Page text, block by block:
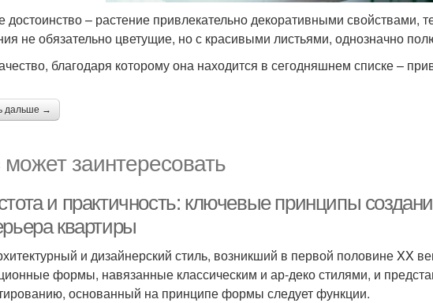
достоинство – растение привлекательно декоративными свойствами,
не обязательно цветущие, но с красивыми листьями, однозначно
благодаря которому она находится в сегодняшнем списке –
дальше →
заинтересовать
и практичность: ключевые принципы
квартиры
и дизайнерский стиль, возникший в первой половине XX
формы, навязанные классическим и ар-деко стилями, и
основанный на принципе формы следует функции.